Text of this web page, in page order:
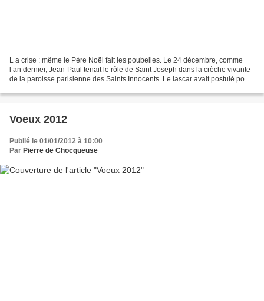
L a crise : même le Père Noël fait les poubelles. Le 24 décembre, comme
l’an dernier, Jean-Paul tenait le rôle de Saint Joseph dans la crèche vivante
de la paroisse parisienne des Saints Innocents. Le lascar avait postulé pour
Voeux 2012
Publié le 01/01/2012 à 10:00
Par Pierre de Chocqueuse